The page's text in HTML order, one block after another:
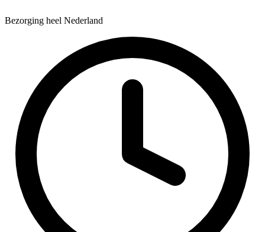
Bezorging heel Nederland